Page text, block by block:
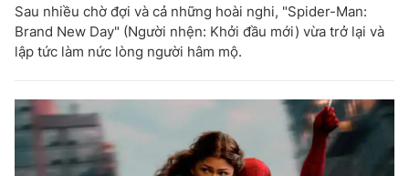
Sau nhiều chờ đợi và cả những hoài nghi, "Spider-Man:
Brand New Day" (Người nhện: Khởi đầu mới) vừa trở lại và
lập tức làm nức lòng người hâm mộ.